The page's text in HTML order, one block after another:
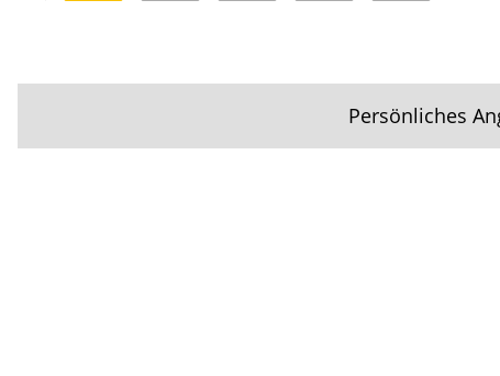
Persönliches